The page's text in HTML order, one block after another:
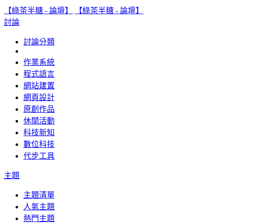
【綠茶半糖 - 論壇】
【綠茶半糖 - 論壇】
討論
討論分類
作業系統
程式語言
網站建置
網頁設計
原創作品
休閒活動
科技新知
數位科技
代步工具
主題
主題清單
人氣主題
熱門主題